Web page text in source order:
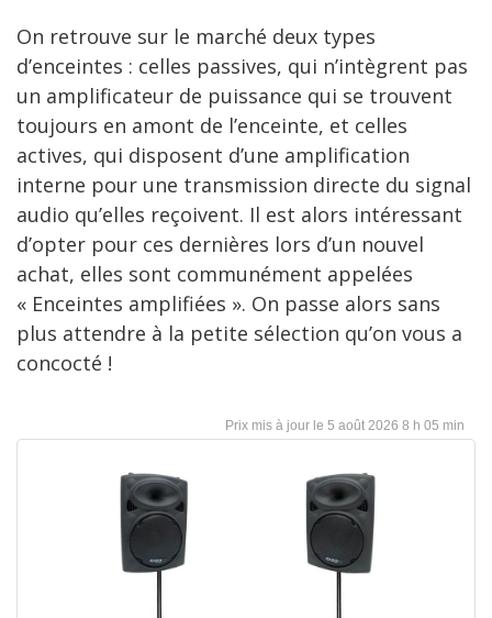
On retrouve sur le marché deux types
d’enceintes : celles passives, qui n’intègrent pas
un amplificateur de puissance qui se trouvent
toujours en amont de l’enceinte, et celles
actives, qui disposent d’une amplification
interne pour une transmission directe du signal
audio qu’elles reçoivent. Il est alors intéressant
d’opter pour ces dernières lors d’un nouvel
achat, elles sont communément appelées
« Enceintes amplifiées ». On passe alors sans
plus attendre à la petite sélection qu’on vous a
concocté !
5 août 2026 8 h 05 min